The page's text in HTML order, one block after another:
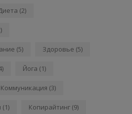
(2)
(5) Здоровье (5)
Йога (1)
Коммуникация (3)
(1) Копирайтинг (9)